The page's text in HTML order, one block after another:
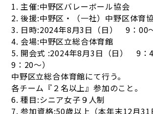
1. 主催:中野区バレーボール協会
2. 後援:中野区・（一社）中野区体育
3. 日時:2024年8月3日（日） 9：00
4. 会場:中野区立総合体育館
5. 開会式 :2024年8月3日（日） 9：
9：20～）
中野区立総合体育館にて行う。
各チーム『２名以上』参加のこと。
6. 種目:シニア女子９人制
7. 参加資格:50歳以上（本年末12月31